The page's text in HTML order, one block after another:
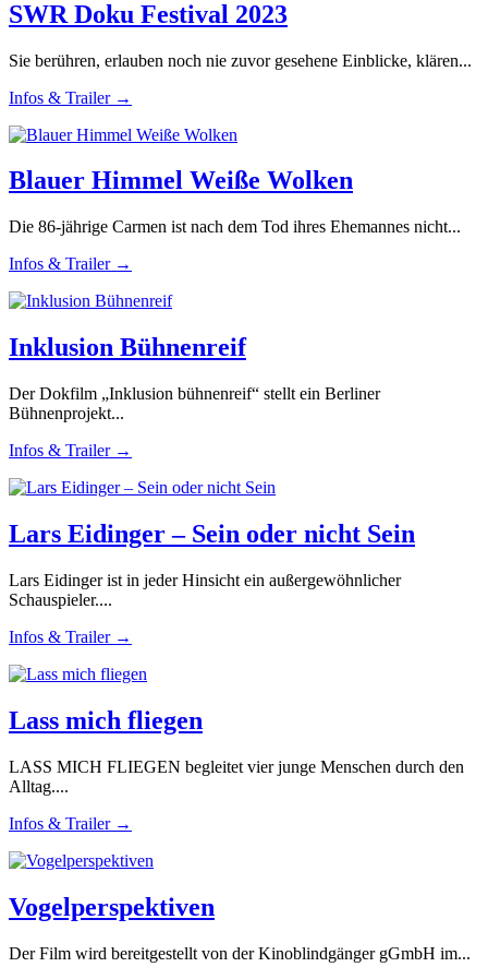
SWR Doku Festival 2023
Sie berühren, erlauben noch nie zuvor gesehene Einblicke, klären...
Infos & Trailer →
Blauer Himmel Weiße Wolken
Die 86-jährige Carmen ist nach dem Tod ihres Ehemannes nicht...
Infos & Trailer →
Inklusion Bühnenreif
Der Dokfilm „Inklusion bühnenreif“ stellt ein Berliner
Bühnenprojekt...
Infos & Trailer →
Lars Eidinger – Sein oder nicht Sein
Lars Eidinger ist in jeder Hinsicht ein außergewöhnlicher
Schauspieler....
Infos & Trailer →
Lass mich fliegen
LASS MICH FLIEGEN begleitet vier junge Menschen durch den
Alltag....
Infos & Trailer →
Vogelperspektiven
Der Film wird bereitgestellt von der Kinoblindgänger gGmbH im...